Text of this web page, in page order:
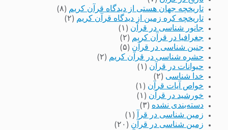
تاریخچه جهان هستی از دیدگاه قرآن کریم (۸)
تاریخچه کره زمین از دیدگاه قرآن کریم (۲)
جانور شناسی در قرآن (۱)
جغرافیا در قرآن کریم (۲)
جنین شناسی در قرآن (۵)
حشره شناسی در قرآن کریم (۲)
حیوانات در قرآن (۱)
خدا شناسی (۲)
خواص آیات قرآن (۱)
خورشید در قرآن (۱)
دسته‌بندی نشده (۳)
زمین شناسی در قرآ
(۱)
زمین شناسی در قرآن (۲۰)